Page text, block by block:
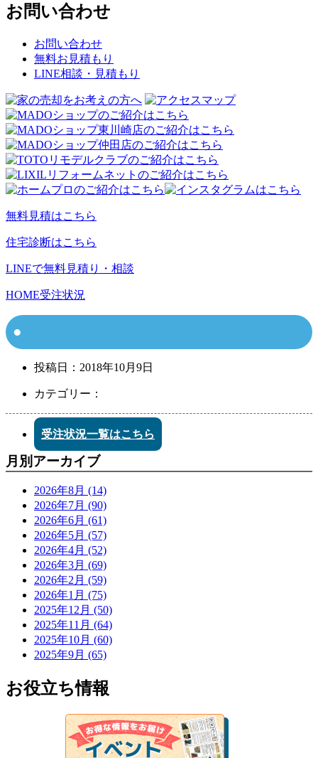
お問い合わせ
お問い合わせ
無料お見積もり
LINE相談・見積もり
無料見積はこちら
住宅診断はこちら
LINEで無料見積り・相談
HOME受注状況
投稿日： 2018年10月9日
カテゴリー：
受注状況一覧はこちら
月別アーカイブ
2026年8月 (14)
2026年7月 (90)
2026年6月 (61)
2026年5月 (57)
2026年4月 (52)
2026年3月 (69)
2026年2月 (59)
2026年1月 (75)
2025年12月 (50)
2025年11月 (64)
2025年10月 (60)
2025年9月 (65)
お役立ち情報